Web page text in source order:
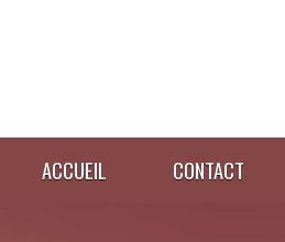
ACCUEIL CONTACT